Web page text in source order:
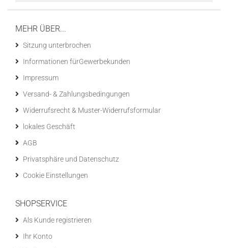
MEHR ÜBER...
Sitzung unterbrochen
Informationen fürGewerbekunden
Impressum
Versand- & Zahlungsbedingungen
Widerrufsrecht & Muster-Widerrufsformular
lokales Geschäft
AGB
Privatsphäre und Datenschutz
Cookie Einstellungen
SHOPSERVICE
Als Kunde registrieren
Ihr Konto